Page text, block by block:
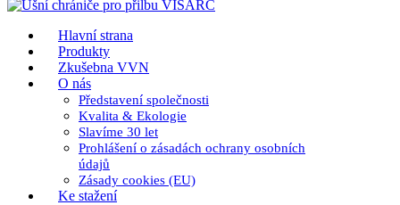
Hlavní strana
Produkty
Zkušebna VVN
O nás
Představení společnosti
Kvalita & Ekologie
Slavíme 30 let
Prohlášení o zásadách ochrany osobních
údajů
Zásady cookies (EU)
Ke stažení